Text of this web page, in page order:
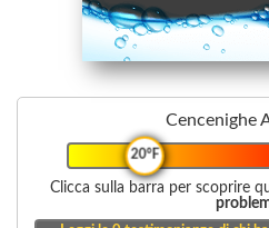
Cencenighe
20°F
Clicca sulla barra per scoprire